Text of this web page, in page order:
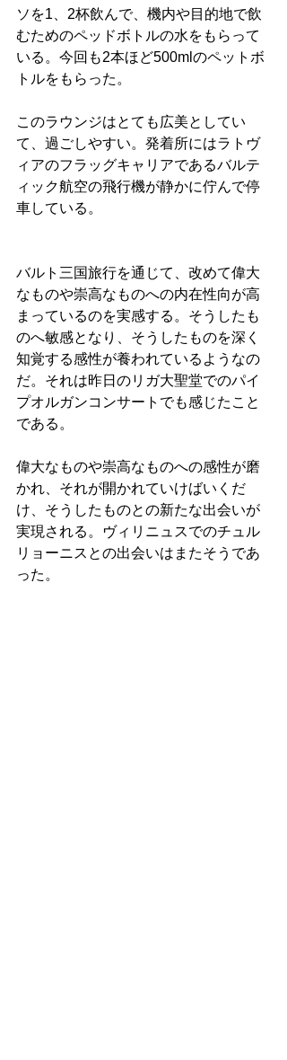
ソを1、2杯飲んで、機内や目的地で飲
むためのペッドボトルの水をもらって
いる。今回も2本ほど500mlのペットボ
トルをもらった。
このラウンジはとても広美としてい
て、過ごしやすい。発着所にはラトヴ
ィアのフラッグキャリアであるバルテ
ィック航空の飛行機が静かに佇んで停
車している。
バルト三国旅行を通じて、改めて偉大
なものや崇高なものへの内在性向が高
まっているのを実感する。そうしたも
のへ敏感となり、そうしたものを深く
知覚する感性が養われているようなの
だ。それは昨日のリガ大聖堂でのパイ
プオルガンコンサートでも感じたこと
である。
偉大なものや崇高なものへの感性が磨
かれ、それが開かれていけばいくだ
け、そうしたものとの新たな出会いが
実現される。ヴィリニュスでのチュル
リョーニスとの出会いはまたそうであ
った。